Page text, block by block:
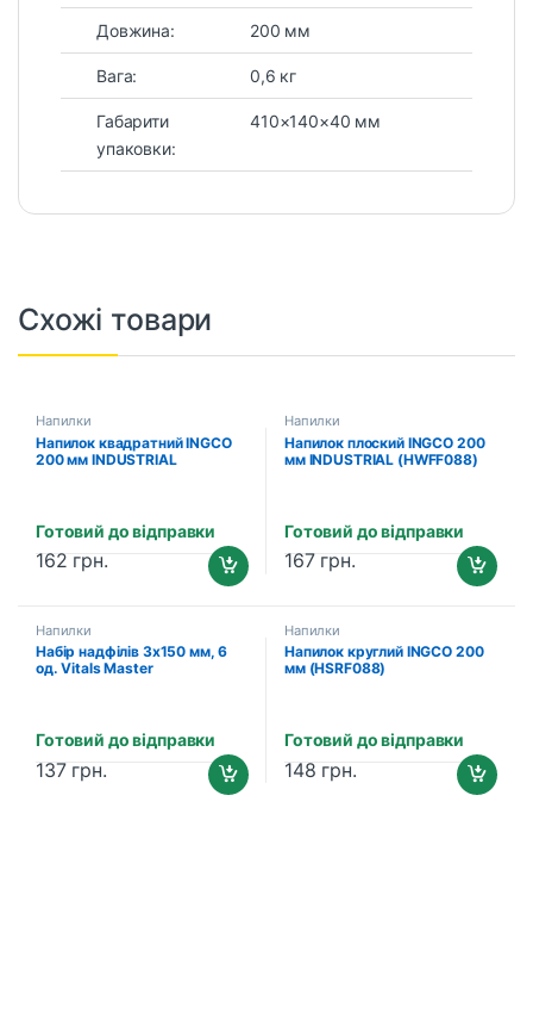
Довжина: 200 мм
Вага: 0,6 кг
Габарити
упаковки:
410×140×40 мм
Схожі товари
Напилки
Напилок квадратний INGCO
200 мм INDUSTRIAL
Готовий до відправки
162 грн.
Напилки
Напилок плоский INGCO 200
мм INDUSTRIAL (HWFF088)
Готовий до відправки
167 грн.
Напилки
Набір надфілів 3х150 мм, 6
од. Vitals Master
Готовий до відправки
137 грн.
Напилки
Напилок круглий INGCO 200
мм (HSRF088)
Готовий до відправки
148 грн.